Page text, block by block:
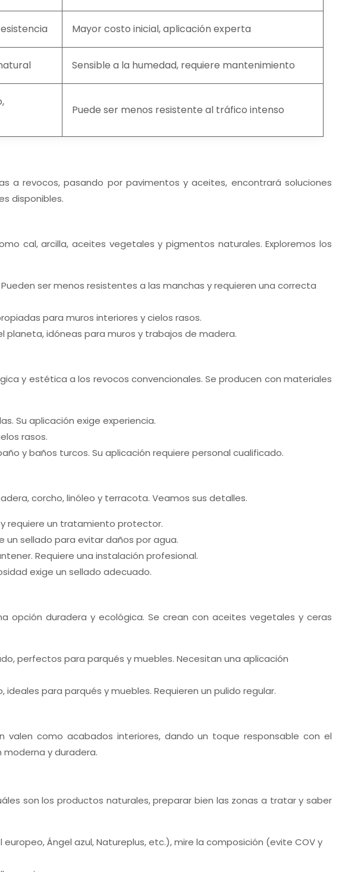
Mayor costo inicial, aplicación experta
Sensible a la humedad, requiere mantenimiento
Puede ser menos resistente al tráfico intenso
a revocos, pasando por pavimentos y aceites, encontrará soluciones
disponibles.
cal, arcilla, aceites vegetales y pigmentos naturales. Exploremos los
ser menos resistentes a las manchas y requieren una correcta
para muros interiores y cielos rasos.
planeta, idóneas para muros y trabajos de madera.
y estética a los revocos convencionales. Se producen con materiales
Su aplicación exige experiencia.
rasos.
y baños turcos. Su aplicación requiere personal cualificado.
corcho, linóleo y terracota. Veamos sus detalles.
requiere un tratamiento protector.
sellado para evitar daños por agua.
Requiere una instalación profesional.
exige un sellado adecuado.
opción duradera y ecológica. Se crean con aceites vegetales y ceras
perfectos para parqués y muebles. Necesitan una aplicación
para parqués y muebles. Requieren un pulido regular.
valen como acabados interiores, dando un toque responsable con el
y duradera.
son los productos naturales, preparar bien las zonas a tratar y saber
Ángel azul, Natureplus, etc.), mire la composición (evite COV y